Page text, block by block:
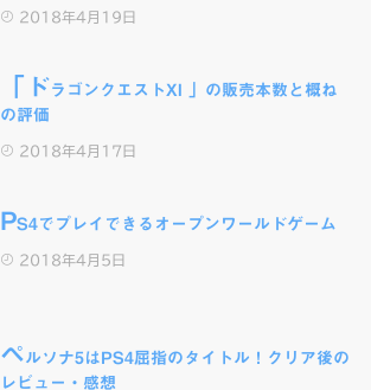
2018年4月19日
「ドラゴンクエストXI 」の販売本数と概ね
の評価
2018年4月17日
PS4でプレイできるオープンワールドゲーム
2018年4月5日
ペルソナ5はPS4屈指のタイトル！クリア後の
レビュー・感想